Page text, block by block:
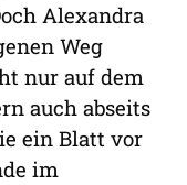
Alexandra
Weg
nur auf dem
auch abseits
ein Blatt vor
im